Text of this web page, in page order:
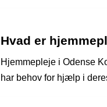
Hvad er
Hjemmepleje i Odense
har behov for hjælp i